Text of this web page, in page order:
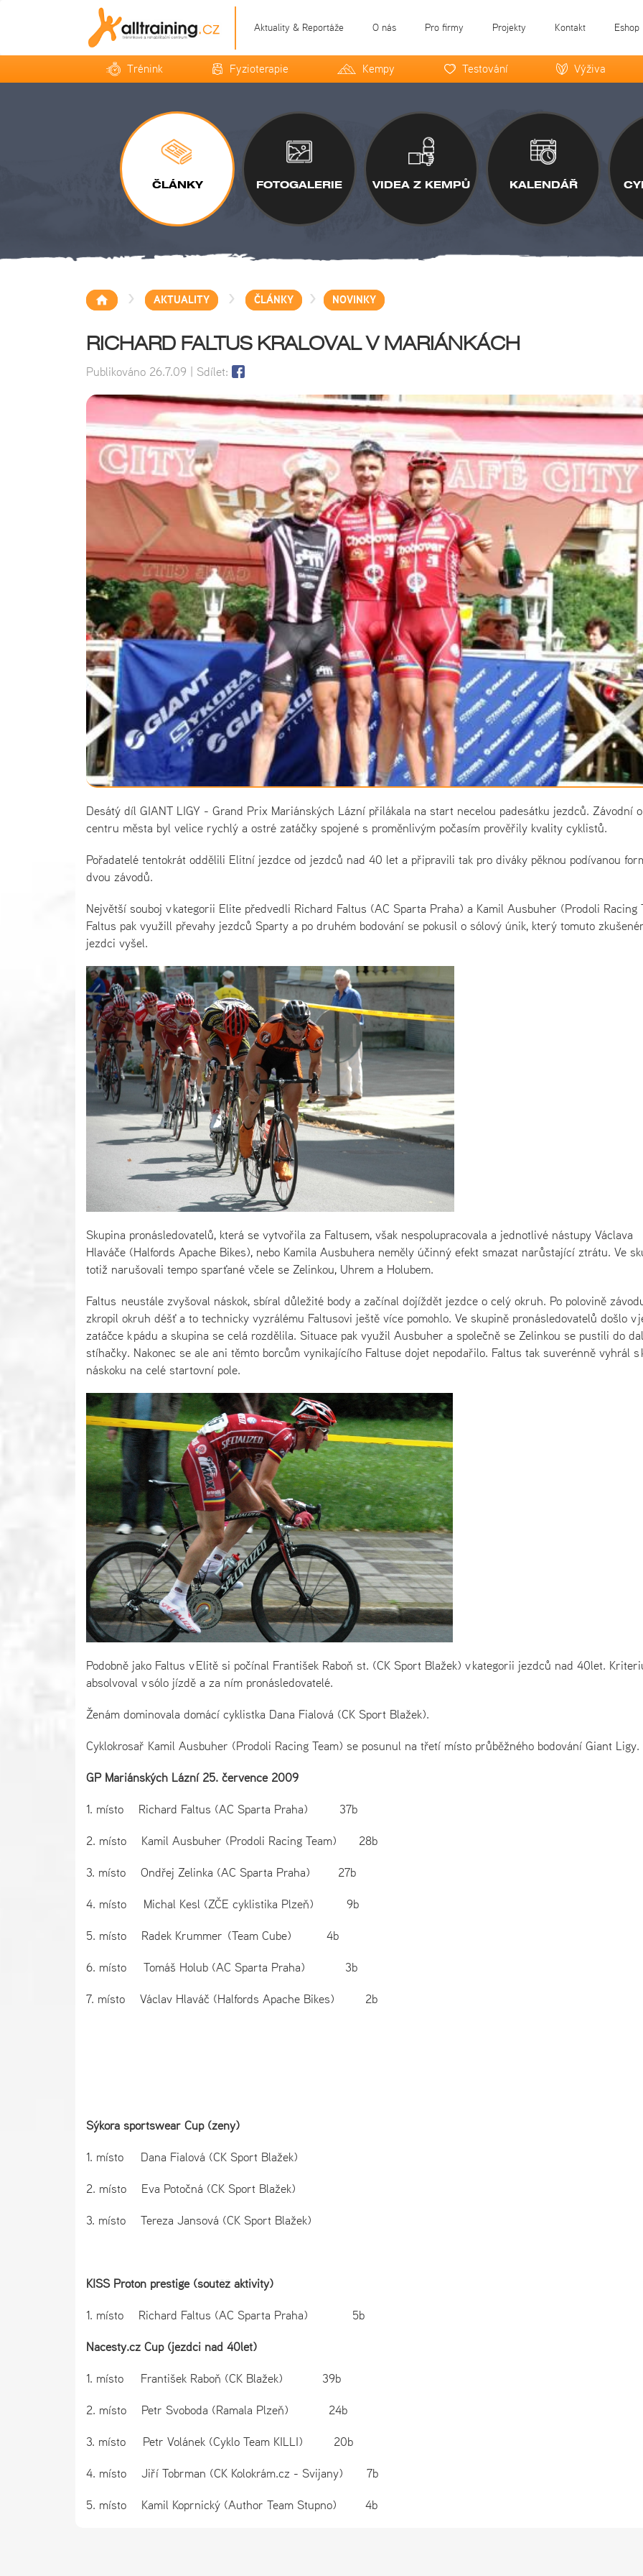
Aktuality & Reportáže O nás Pro firmy Projekty Kontakt Eshop
Trénink Fyzioterapie Kempy Testování Výživa
ČLÁNKY FOTOGALERIE VIDEA Z KEMPŮ KALENDÁŘ
> AKTUALITY > ČLÁNKY > NOVINKY
RICHARD FALTUS KRALOVAL V MARIÁNKÁCH
Publikováno 26.7.09 | Sdílet:
Desátý díl GIANT LIGY - Grand Prix Mariánských Lázní přilákala na start necelou padesátku jezdců. Závodní
centru města byl velice rychlý a ostré zatáčky spojené s proměnlivým počasím prověřily kvality cyklistů.
Pořadatelé tentokrát oddělili Elitní jezdce od jezdců nad 40 let a připravili tak pro diváky pěknou podívanou
dvou závodů.
Největší souboj v kategorii Elite předvedli Richard Faltus (AC Sparta Praha) a Kamil Ausbuher (Prodoli Racing
Faltus pak využill převahy jezdců Sparty a po druhém bodování se pokusil o sólový únik, který tomuto
jezdci vyšel.
Skupina pronásledovatelů, která se vytvořila za Faltusem, však nespolupracovala a jednotlivé nástupy Václava
Hlaváče (Halfords Apache Bikes), nebo Kamila Ausbuhera neměly účinný efekt smazat narůstající ztrátu. Ve
totiž narušovali tempo sparťané včele se Zelinkou, Uhrem a Holubem.
Faltus neustále zvyšoval náskok, sbíral důležité body a začínal dojíždět jezdce o celý okruh. Po polovině
zkropil okruh déšť a to technicky vyzrálému Faltusovi ještě více pomohlo. Ve skupině pronásledovatelů došlo v
zatáčce k pádu a skupina se celá rozdělila. Situace pak využil Ausbuher a společně se Zelinkou se pustili do
stíhačky. Nakonec se ale ani těmto borcům vynikajícího Faltuse dojet nepodařilo. Faltus tak suverénně vyhrál s
náskoku na celé startovní pole.
Podobně jako Faltus v Elitě si počínal František Raboň st. (CK Sport Blažek) v kategorii jezdců nad 40let.
absolvoval v sólo jízdě a za ním pronásledovatelé.
Ženám dominovala domácí cyklistka Dana Fialová (CK Sport Blažek).
Cyklokrosař Kamil Ausbuher (Prodoli Racing Team) se posunul na třetí místo průběžného bodování Giant Ligy.
GP Mariánských Lázní 25. července 2009
1. místo Richard Faltus (AC Sparta Praha) 37b
2. místo Kamil Ausbuher (Prodoli Racing Team) 28b
3. místo Ondřej Zelinka (AC Sparta Praha) 27b
4. místo Michal Kesl (ZČE cyklistika Plzeň) 9b
5. místo Radek Krummer (Team Cube) 4b
6. místo Tomáš Holub (AC Sparta Praha) 3b
7. místo Václav Hlaváč (Halfords Apache Bikes) 2b
Sýkora sportswear Cup (ženy)
1. místo Dana Fialová (CK Sport Blažek)
2. místo Eva Potočná (CK Sport Blažek)
3. místo Tereza Jansová (CK Sport Blažek)
KISS Proton prestige (soutěž aktivity)
1. místo Richard Faltus (AC Sparta Praha) 5b
Nacesty.cz Cup (jezdci nad 40let)
1. místo František Raboň (CK Blažek) 39b
2. místo Petr Svoboda (Ramala Plzeň) 24b
3. místo Petr Volánek (Cyklo Team KILLI) 20b
4. místo Jiří Tobrman (CK Kolokrám.cz - Svijany) 7b
5. místo Kamil Koprnický (Author Team Stupno) 4b